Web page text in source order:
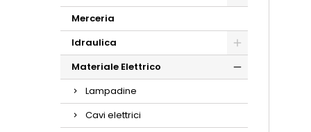
Merceria
Idraulica
Materiale Elettrico
Lampadine
Cavi elettrici